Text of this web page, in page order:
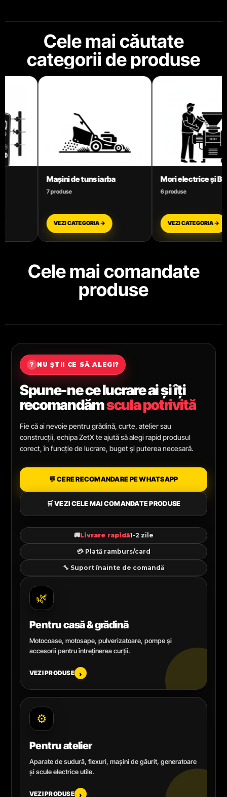
Cele mai căutate
categorii de produse
Mori electrice și Batoze
6 produse
VEZI CATEGORIA →
Motoare termice
3 produse
VEZI CATEGORIA →
Cele mai comandate
produse
? NU ȘTII CE SĂ ALEGI?
Spune-ne ce lucrare ai și îți
recomandămscula potrivită
Fie că ai nevoie pentru grădină, curte, atelier sau
construcții, echipa ZetX te ajută să alegi rapid produsul
corect, în funcție de lucrare, buget și puterea necesară.
💬 CERE RECOMANDARE PE WHATSAPP
🛒 VEZI CELE MAI COMANDATE PRODUSE
🚚Livrare rapidă1-2 zile
💳 Plată ramburs/card
🔧 Suport înainte de comandă
🌿
Pentru casă & grădină
Motocoase, motosape, pulverizatoare, pompe și
accesorii pentru întreținerea curții.
VEZI PRODUSE ›
⚙️
Pentru atelier
Aparate de sudură, flexuri, mașini de găurit, generatoare
și scule electrice utile.
VEZI PRODUSE ›